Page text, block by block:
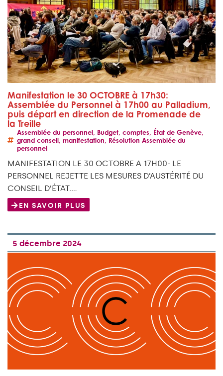
Manifestation le 30 OCTOBRE à 17h30:
Assemblée du Personnel à 17h00 au Palladium,
puis départ en direction de la Promenade de
la Treille
Assemblée du personnel, Budget, comptes, État de Genève,
grand conseil, manifestation, Résolution Assemblée du
personnel
MANIFESTATION LE 30 OCTOBRE A 17H00- LE
PERSONNEL REJETTE LES MESURES D’AUSTÉRITÉ DU
CONSEIL D’ÉTAT.…
EN SAVOIR PLUS
5 décembre 2024